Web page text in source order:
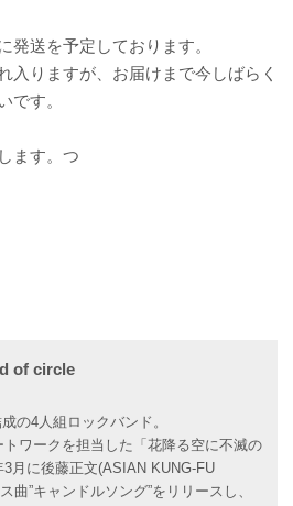
発送を予定しております。
入りますが、お届けまで今しばらく
です。
ます。つ
of circle
の4人組ロックバンド。
ワークを担当した「花降る空に不滅の
月に後藤正文(ASIAN KUNG-FU
曲”キャンドルソング”をリリースし、